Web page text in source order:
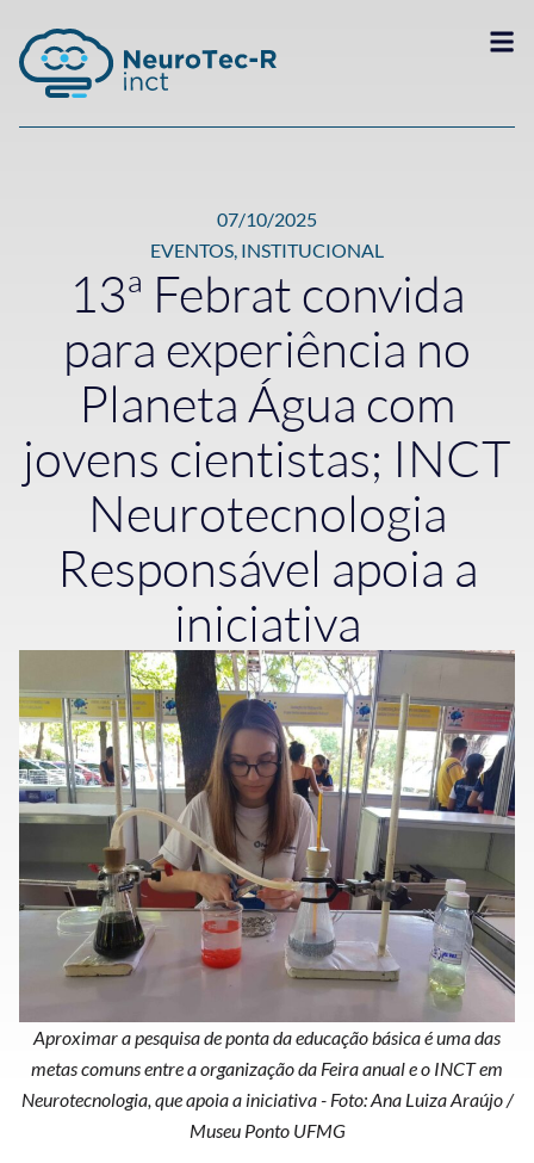
07/10/2025
EVENTOS, INSTITUCIONAL
13ª Febrat convida
para experiência no
Planeta Água com
jovens cientistas; INCT
Neurotecnologia
Responsável apoia a
iniciativa
Aproximar a pesquisa de ponta da educação básica é uma das
metas comuns entre a organização da Feira anual e o INCT em
Neurotecnologia, que apoia a iniciativa - Foto: Ana Luiza Araújo /
Museu Ponto UFMG